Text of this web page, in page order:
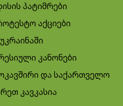
პატიმრები
აქციები
კანონები
და საქართველო
კავკასია